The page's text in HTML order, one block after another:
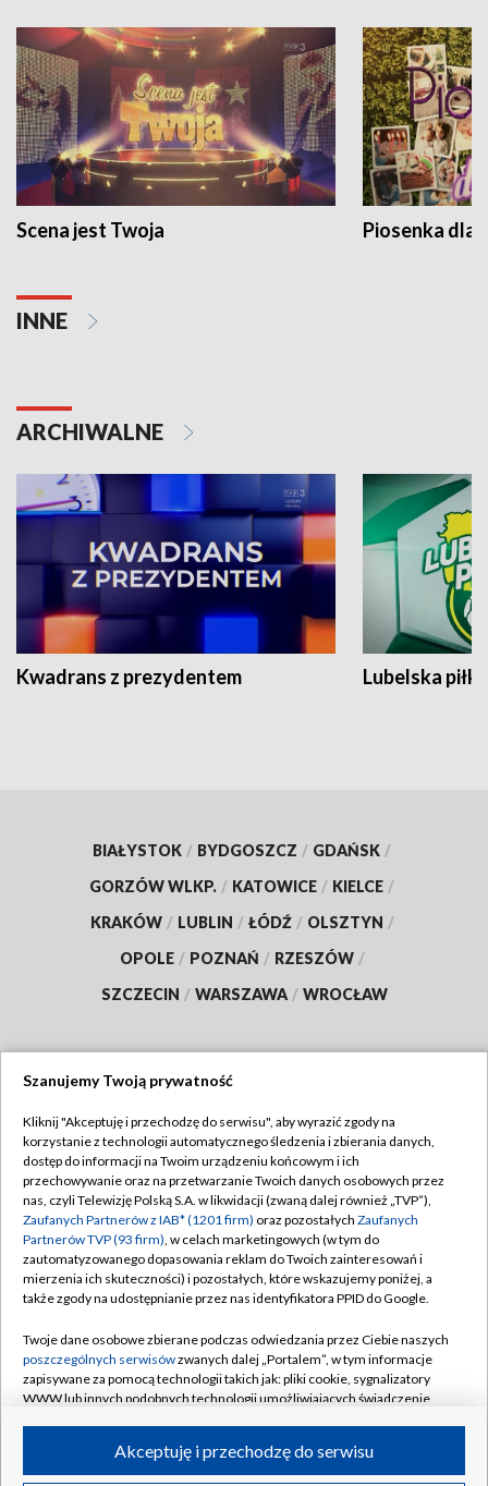
Scena jest Twoja Piosenka dla
INNE
ARCHIWALNE
Kwadrans z prezydentem Lubelska piłka
BIAŁYSTOK / BYDGOSZCZ / GDAŃSK /
GORZÓW WLKP. / KATOWICE / KIELCE /
KRAKÓW / LUBLIN / ŁÓDŹ / OLSZTYN /
OPOLE / POZNAŃ / RZESZÓW /
SZCZECIN / WARSZAWA / WROCŁAW
TVP
Abonament TVP
Emisja w TVP
Centrum informacji TVP
Naziemna Telewizja Cyfrowa
Rada Programowa
System NOS
Informacje o nadawcy
Program dla prasy
Regulamin TVP
Polityka prywatności
Moje zgody
Pomoc
Kontakt
Kanały
Szanujemy Twoją prywatność
Kliknij "Akceptuję i przechodzę do serwisu", aby wyrazić zgody na
korzystanie z technologii automatycznego śledzenia i zbierania danych,
dostęp do informacji na Twoim urządzeniu końcowym i ich
przechowywanie oraz na przetwarzanie Twoich danych osobowych przez
nas, czyli Telewizję Polską S.A. w likwidacji (zwaną dalej również „TVP”),
Zaufanych Partnerów z IAB* (1201 firm) oraz pozostałych Zaufanych
Partnerów TVP (93 firm), w celach marketingowych (w tym do
zautomatyzowanego dopasowania reklam do Twoich zainteresowań i
mierzenia ich skuteczności) i pozostałych, które wskazujemy poniżej, a
także zgody na udostępnianie przez nas identyfikatora PPID do Google.
Twoje dane osobowe zbierane podczas odwiedzania przez Ciebie naszych
poszczególnych serwisówzwanych dalej „Portalem”, w tym informacje
zapisywane za pomocą technologii takich jak: pliki cookie, sygnalizatory
WWW lub innych podobnych technologii umożliwiających świadczenie
ruchu w Internecie.Akceptuję i przechodzę do serwisu